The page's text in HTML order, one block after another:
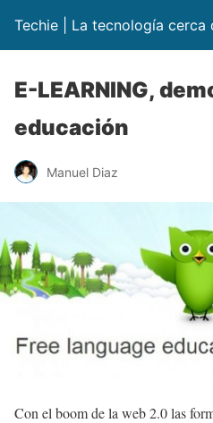
Techie | La tecnología cerca
E-LEARNING,
educación
Manuel Diaz
Con el boom de la web 2.0 las